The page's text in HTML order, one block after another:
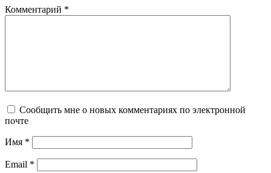
Комментарий *
Сообщить мне о новых комментариях по электронной
почте
Имя *
Email *